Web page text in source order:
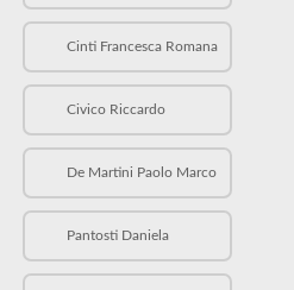
Cinti Francesca Romana
Civico Riccardo
De Martini Paolo Marco
Pantosti Daniela